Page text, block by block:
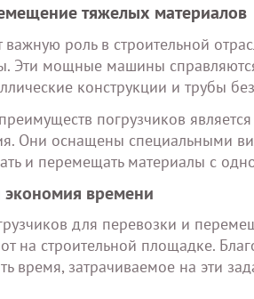
тяжелых материалов
важную роль в строительной
Эти мощные машины
конструкции и трубы
погрузчиков
Они оснащены специальными
и перемещать материалы с
времени
для перевозки и
на строительной площадке.
время, затрачиваемое на эти